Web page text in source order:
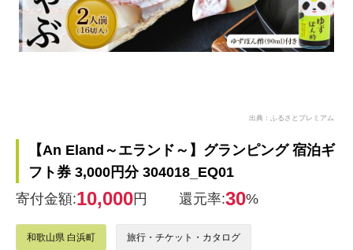
出典：ふるさとプレミアム
【An Eland～エランド～】グランピング 宿泊ギ
フト券 3,000円分 304018_EQ01
寄付金額:10,000円 還元率:30%
和歌山県 白浜町 旅行・チケット・カタログ